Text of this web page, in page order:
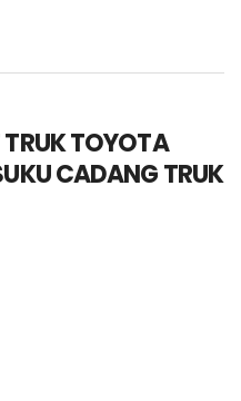
TRUK TOYOTA
CADANG TRUK